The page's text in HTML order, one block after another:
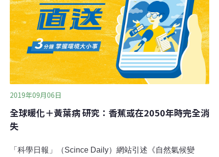
肥，滋養農地，為種植做準備。
2019年09月06日
全球暖化＋黃葉病 研究：香蕉或在2050年時完全消
失
「科學日報」（Scince Daily）網站引述《自然氣候變